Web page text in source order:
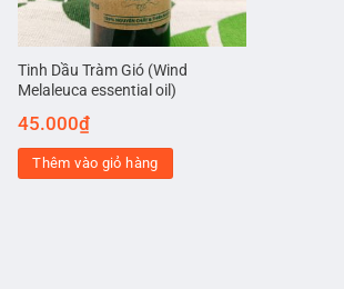
Tinh Dầu Tràm Gió (Wind
Melaleuca essential oil)
45.000₫
Thêm vào giỏ hàng